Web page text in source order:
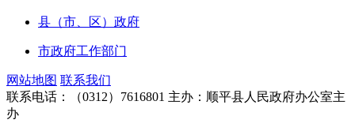
县（市、区）政府
市政府工作部门
网站地图 联系我们
联系电话：（0312）7616801 主办：顺平县人民政府办公室主
办